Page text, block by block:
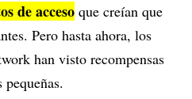
de acceso que creían que
Pero hasta ahora, los
han visto recompensas